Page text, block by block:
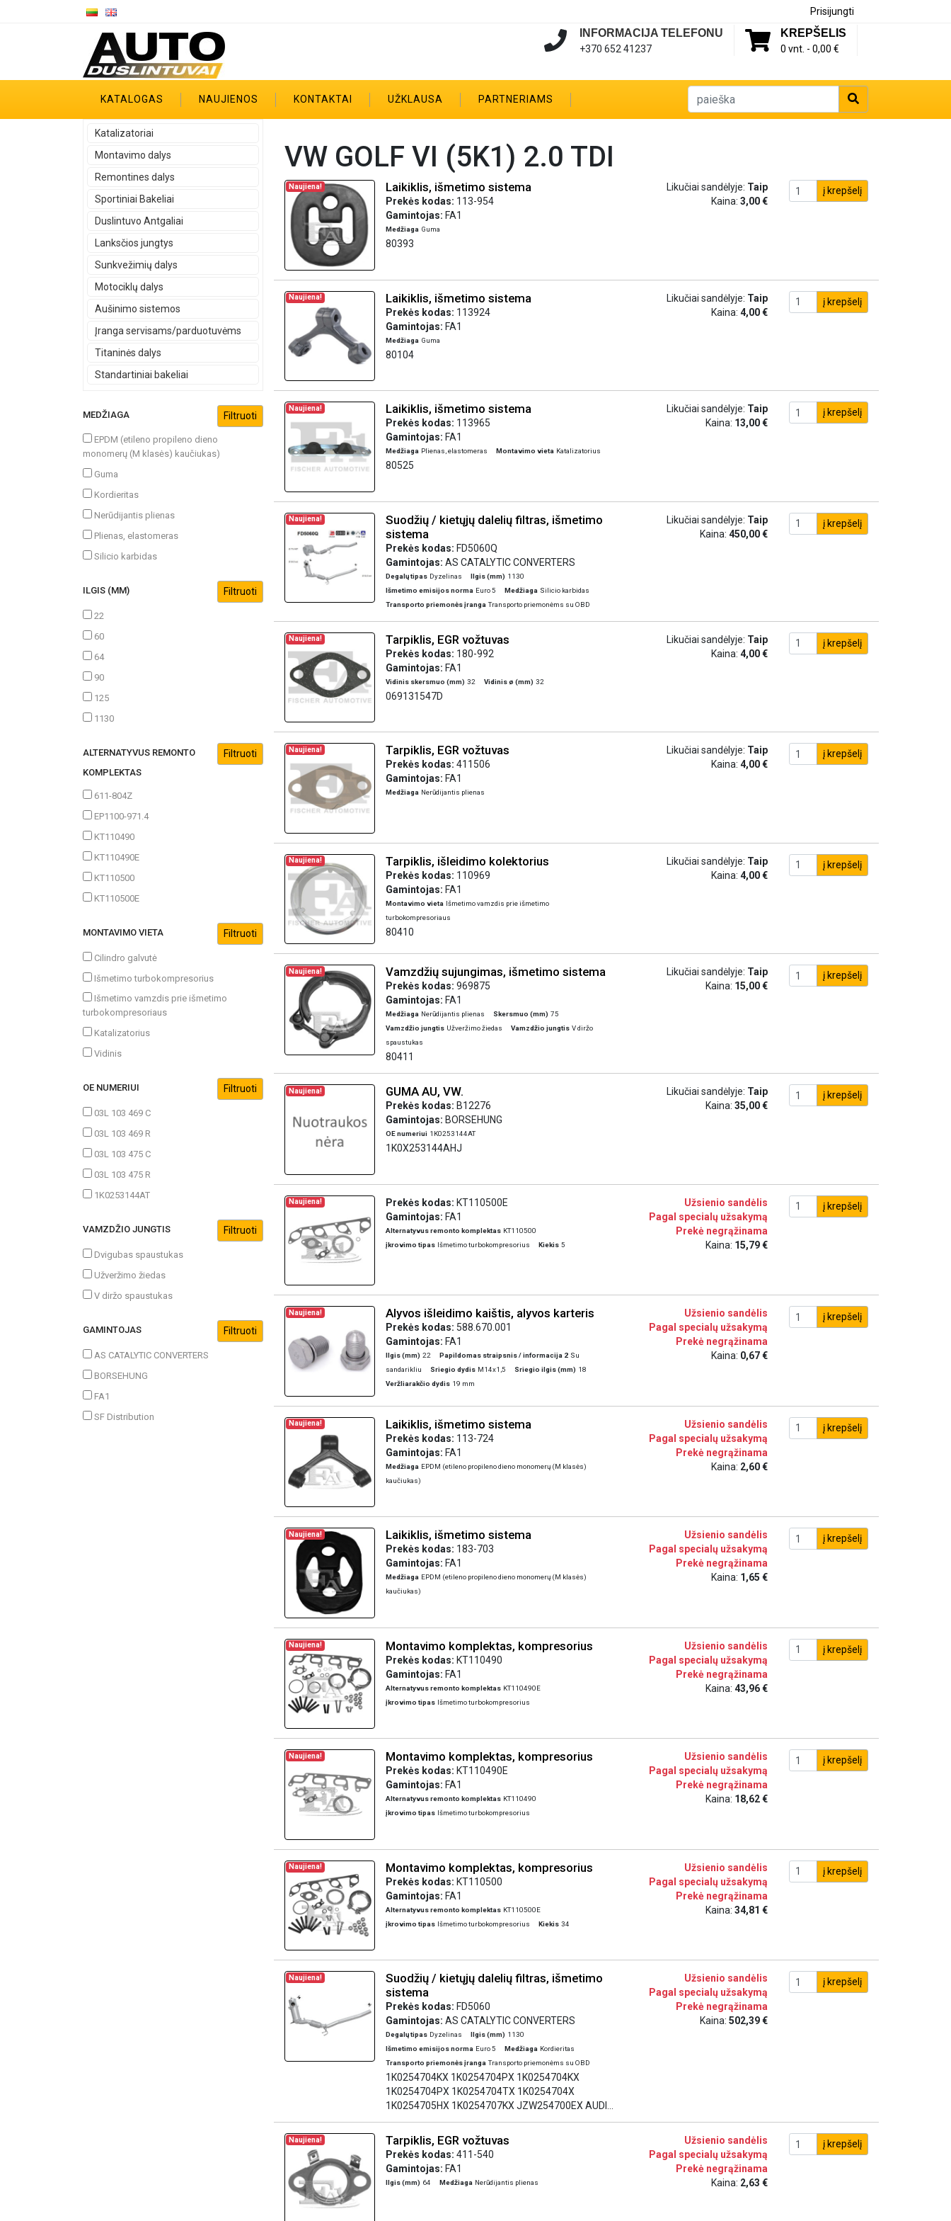
Prisijungti
KREPŠELIS
0 vnt. - 0,00 €
INFORMACIJA TELEFONU
+370 652 41237
KATALOGAS NAUJIENOS KONTAKTAI UŽKLAUSA PARTNERIAMS
Katalizatoriai
Montavimo dalys
Remontines dalys
Sportiniai Bakeliai
Duslintuvo Antgaliai
Lanksčios jungtys
Sunkvežimių dalys
Motociklų dalys
Aušinimo sistemos
Įranga servisams/parduotuvėms
Titaninės dalys
Standartiniai bakeliai
MEDŽIAGA
EPDM (etileno propileno dieno
monomerų (M klasės) kaučiukas)
Guma
Kordieritas
Nerūdijantis plienas
Plienas, elastomeras
Silicio karbidas
ILGIS (MM)
22
60
64
90
125
1130
ALTERNATYVUS REMONTO
KOMPLEKTAS
611-804Z
EP1100-971.4
KT110490
KT110490E
KT110500
KT110500E
MONTAVIMO VIETA
Cilindro galvutė
Išmetimo turbokompresorius
Išmetimo vamzdis prie išmetimo
turbokompresoriaus
Katalizatorius
Vidinis
OE NUMERIUI
03L 103 469 C
03L 103 469 R
03L 103 475 C
03L 103 475 R
1K0253144AT
VAMZDŽIO JUNGTIS
Dvigubas spaustukas
Užveržimo žiedas
V diržo spaustukas
GAMINTOJAS
AS CATALYTIC CONVERTERS
BORSEHUNG
FA1
SF Distribution
VW GOLF VI (5K1) 2.0 TDI
Naujiena! Laikiklis, išmetimo sistema
Prekės kodas: 113-954
Gamintojas: FA1
Medžiaga Guma
80393
Likučiai sandėlyje: Taip
Kaina: 3,00 €
į krepšelį
Naujiena! Laikiklis, išmetimo sistema
Prekės kodas: 113924
Gamintojas: FA1
Medžiaga Guma
80104
Likučiai sandėlyje: Taip
Kaina: 4,00 €
į krepšelį
Naujiena! Laikiklis, išmetimo sistema
Prekės kodas: 113965
Gamintojas: FA1
Medžiaga Plienas, elastomeras Montavimo vieta Katalizatorius
80525
Likučiai sandėlyje: Taip
Kaina: 13,00 €
į krepšelį
Naujiena!
Suodžių / kietųjų dalelių filtras, išmetimo
sistema
Prekės kodas: FD5060Q
Gamintojas: AS CATALYTIC CONVERTERS
Degalų tipas Dyzelinas Ilgis (mm) 1130
Išmetimo emisijos norma Euro 5 Medžiaga Silicio karbidas
Transporto priemonės įranga Transporto priemonėms su OBD
Likučiai sandėlyje: Taip
Kaina: 450,00 €
į krepšelį
Naujiena! Tarpiklis, EGR vožtuvas
Prekės kodas: 180-992
Gamintojas: FA1
Vidinis skersmuo (mm) 32 Vidinis ø (mm) 32
069131547D
Likučiai sandėlyje: Taip
Kaina: 4,00 €
į krepšelį
Naujiena! Tarpiklis, EGR vožtuvas
Prekės kodas: 411506
Gamintojas: FA1
Medžiaga Nerūdijantis plienas
Likučiai sandėlyje: Taip
Kaina: 4,00 €
į krepšelį
Naujiena! Tarpiklis, išleidimo kolektorius
Prekės kodas: 110969
Gamintojas: FA1
Montavimo vieta Išmetimo vamzdis prie išmetimo
turbokompresoriaus
80410
Likučiai sandėlyje: Taip
Kaina: 4,00 €
į krepšelį
Naujiena! Vamzdžių sujungimas, išmetimo sistema
Prekės kodas: 969875
Gamintojas: FA1
Medžiaga Nerūdijantis plienas Skersmuo (mm) 75
Vamzdžio jungtis Užveržimo žiedas Vamzdžio jungtis V diržo
spaustukas
80411
Likučiai sandėlyje: Taip
Kaina: 15,00 €
į krepšelį
Naujiena! GUMA AU, VW.
Prekės kodas: B12276
Gamintojas: BORSEHUNG
OE numeriui 1K0253144AT
1K0X253144AHJ
Likučiai sandėlyje: Taip
Kaina: 35,00 €
į krepšelį
Naujiena! Prekės kodas: KT110500E
Gamintojas: FA1
Alternatyvus remonto komplektas KT110500
įkrovimo tipas Išmetimo turbokompresorius Kiekis 5
Užsienio sandėlis
Pagal specialų užsakymą
Prekė negrąžinama
Kaina: 15,79 €
į krepšelį
Naujiena! Alyvos išleidimo kaištis, alyvos karteris
Prekės kodas: 588.670.001
Gamintojas: FA1
Ilgis (mm) 22 Papildomas straipsnis / informacija 2 Su
sandarikliu
Sriegio dydis M14x1,5 Sriegio ilgis (mm) 18
Veržliarakčio dydis 19 mm
Užsienio sandėlis
Pagal specialų užsakymą
Prekė negrąžinama
Kaina: 0,67 €
į krepšelį
Naujiena! Laikiklis, išmetimo sistema
Prekės kodas: 113-724
Gamintojas: FA1
Medžiaga EPDM (etileno propileno dieno monomerų (M klasės)
kaučiukas)
Užsienio sandėlis
Pagal specialų užsakymą
Prekė negrąžinama
Kaina: 2,60 €
į krepšelį
Naujiena! Laikiklis, išmetimo sistema
Prekės kodas: 183-703
Gamintojas: FA1
Medžiaga EPDM (etileno propileno dieno monomerų (M klasės)
kaučiukas)
Užsienio sandėlis
Pagal specialų užsakymą
Prekė negrąžinama
Kaina: 1,65 €
į krepšelį
Naujiena! Montavimo komplektas, kompresorius
Prekės kodas: KT110490
Gamintojas: FA1
Alternatyvus remonto komplektas KT110490E
įkrovimo tipas Išmetimo turbokompresorius
Užsienio sandėlis
Pagal specialų užsakymą
Prekė negrąžinama
Kaina: 43,96 €
į krepšelį
Naujiena! Montavimo komplektas, kompresorius
Prekės kodas: KT110490E
Gamintojas: FA1
Alternatyvus remonto komplektas KT110490
įkrovimo tipas Išmetimo turbokompresorius
Užsienio sandėlis
Pagal specialų užsakymą
Prekė negrąžinama
Kaina: 18,62 €
į krepšelį
Naujiena! Montavimo komplektas, kompresorius
Prekės kodas: KT110500
Gamintojas: FA1
Alternatyvus remonto komplektas KT110500E
įkrovimo tipas Išmetimo turbokompresorius Kiekis 34
Užsienio sandėlis
Pagal specialų užsakymą
Prekė negrąžinama
Kaina: 34,81 €
į krepšelį
Naujiena!
Suodžių / kietųjų dalelių filtras, išmetimo
sistema
Prekės kodas: FD5060
Gamintojas: AS CATALYTIC CONVERTERS
Degalų tipas Dyzelinas Ilgis (mm) 1130
Išmetimo emisijos norma Euro 5 Medžiaga Kordieritas
Transporto priemonės įranga Transporto priemonėms su OBD
1K0254704KX 1K0254704PX 1K0254704KX
1K0254704PX 1K0254704TX 1K0254704X
1K0254705HX 1K0254707KX JZW254700EX AUDI
A3 1.6TDI DPF 1598 cc 66 Kw / 90 cv CAYB
5/09>5/11 AUDI A3 1.6TDI DPF 1598 cc 77 Kw / 105
cv CAYC 11/09>5/11 AUDI A3 2.0TDI DPF 1968 cc
100 Kw / 136 cv CBAA, CFFA 7/08>5/13 AUDI A3
2.0TDI DPF 1968 cc 103 Kw / 140 cv CBAB, CFFB
Užsienio sandėlis
Pagal specialų užsakymą
Prekė negrąžinama
Kaina: 502,39 €
į krepšelį
Naujiena! Tarpiklis, EGR vožtuvas
Prekės kodas: 411-540
Gamintojas: FA1
Ilgis (mm) 64 Medžiaga Nerūdijantis plienas
Užsienio sandėlis
Pagal specialų užsakymą
Prekė negrąžinama
Kaina: 2,63 €
į krepšelį